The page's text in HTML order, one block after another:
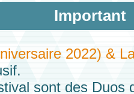
Important
2022) &
sont des Duos